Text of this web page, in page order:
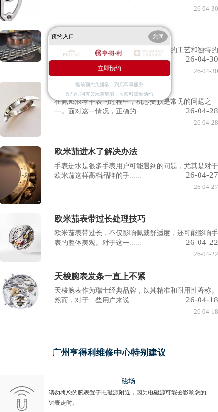
26-04-30
天梭腕表表盘生锈解决办
天梭腕表作为瑞士著名品牌，以其精湛的工艺和独特的
设计深受全球消费者的喜......
26-04-30
26-04-30
浪琴手表机芯受损处理技
在佩戴浪琴手表的过程中，机芯受损是常见的问题之
一。面对这一情况，正确的......
26-04-28
26-04-28
欧米茄进水了解决办法
手表进水是很多手表用户可能遇到的问题，尤其是对于
欧米茄这样高档品牌的手......
26-04-27
26-04-27
欧米茄表带过长处理技巧
欧米茄表带过长，不仅影响佩戴舒适度，还可能影响手
表的整体美观。对于这一......
26-04-22
26-04-22
天梭腕表发条一直上不紧
天梭腕表作为瑞士经典品牌，以其精准和耐用性著称。
然而，对于一些用户来说......
26-04-18
26-04-18
广州亨得利维修中心特别建议
磁场
请勿将您的腕表置于电磁源附近，因为电磁源可能会影响您的
钟表走时。
预约入口 关闭
立即预约
提前预约免排队，到店即享服务
预约时间有变无需取消，可随时重新预约